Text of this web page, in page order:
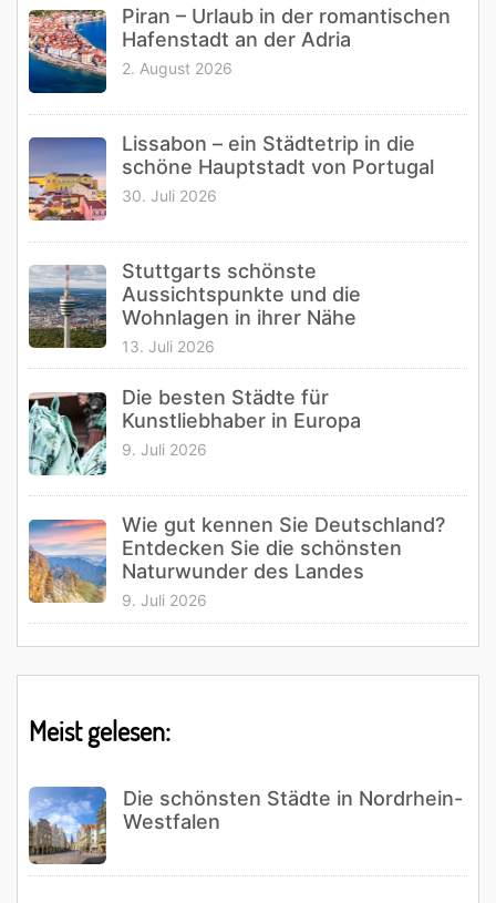
Piran – Urlaub in der romantischen
Hafenstadt an der Adria
2. August 2026
Lissabon – ein Städtetrip in die
schöne Hauptstadt von Portugal
30. Juli 2026
Stuttgarts schönste
Aussichtspunkte und die
Wohnlagen in ihrer Nähe
13. Juli 2026
Die besten Städte für
Kunstliebhaber in Europa
9. Juli 2026
Wie gut kennen Sie Deutschland?
Entdecken Sie die schönsten
Naturwunder des Landes
9. Juli 2026
Meist gelesen:
Die schönsten Städte in Nordrhein-
Westfalen